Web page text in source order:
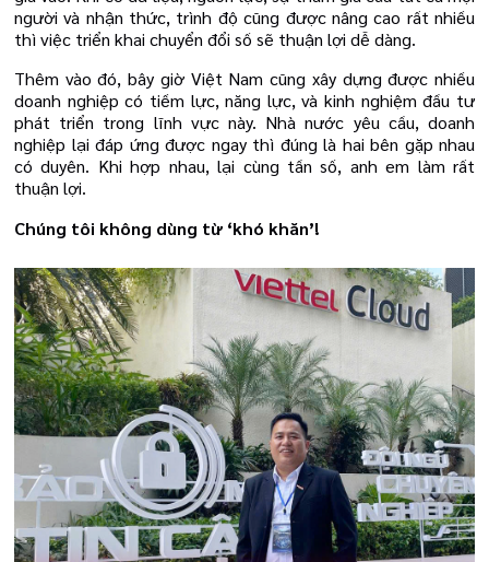
người và nhận thức, trình độ cũng được nâng cao rất nhiều
thì việc triển khai chuyển đổi số sẽ thuận lợi dễ dàng.
Thêm vào đó, bây giờ Việt Nam cũng xây dựng được nhiều
doanh nghiệp có tiềm lực, năng lực, và kinh nghiệm đầu tư
phát triển trong lĩnh vực này. Nhà nước yêu cầu, doanh
nghiệp lại đáp ứng được ngay thì đúng là hai bên gặp nhau
có duyên. Khi hợp nhau, lại cùng tần số, anh em làm rất
thuận lợi.
Chúng tôi không dùng từ ‘khó khăn’!